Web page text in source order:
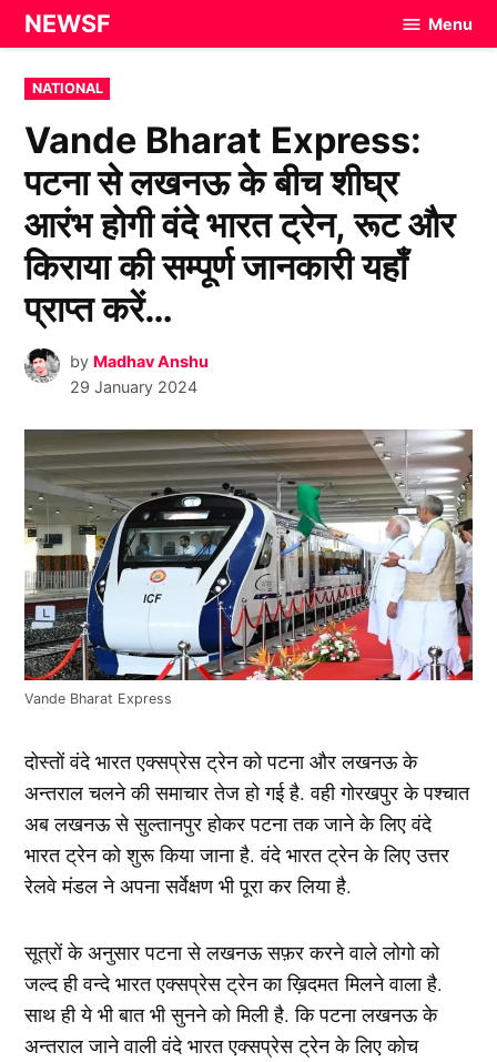
Skip
to
content
NEWSF Menu
POSTED
IN
NATIONAL
Vande Bharat Express:
पटना से लखनऊ के बीच शीघ्र
आरंभ होगी वंदे भारत ट्रेन, रूट और
किराया की सम्पूर्ण जानकारी यहाँ
प्राप्त करें…
by Madhav Anshu
29 January 2024
Vande Bharat Express
दोस्तों वंदे भारत एक्सप्रेस ट्रेन को पटना और लखनऊ के
अन्तराल चलने की समाचार तेज हो गई है. वही गोरखपुर के पश्चात
अब लखनऊ से सुल्तानपुर होकर पटना तक जाने के लिए वंदे
भारत ट्रेन को शुरू किया जाना है. वंदे भारत ट्रेन के लिए उत्तर
रेलवे मंडल ने अपना सर्वेक्षण भी पूरा कर लिया है.
सूत्रों के अनुसार पटना से लखनऊ सफ़र करने वाले लोगो को
जल्द ही वन्दे भारत एक्सप्रेस ट्रेन का ख़िदमत मिलने वाला है.
साथ ही ये भी बात भी सुनने को मिली है. कि पटना लखनऊ के
अन्तराल जाने वाली वंदे भारत एक्सप्रेस ट्रेन के लिए कोच